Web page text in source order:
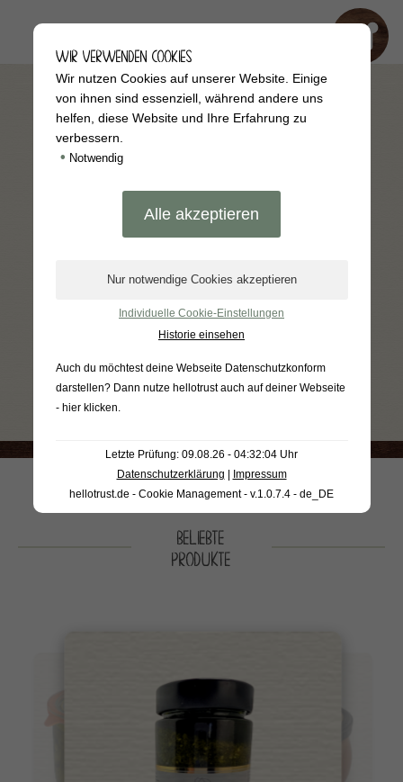
UNSER HOFLADEN NEWSLETTER
Erhalte Neuigkeiten & Angebote
regelmäßig per E-Mail!
Für den Versand unserer Newsletter nutzen wir
rapidmail. Mit Ihrer Anmeldung stimmen Sie zu, dass
die eingegebenen Daten an rapidmail übermittelt
Datenschutzbestimmungen
BELIEBTE
PRODUKTE
WIR VERWENDEN COOKIES
Wir nutzen Cookies auf unserer Website. Einige
von ihnen sind essenziell, während andere uns
helfen, diese Website und Ihre Erfahrung zu
verbessern.
• Notwendig
Individuelle Cookie-Einstellungen
Historie einsehen
Auch du möchtest deine Webseite Datenschutzkonform
darstellen? Dann nutze hellotrust auch auf deiner Webseite
- hier klicken
Letzte Prüfung: 09.08.26 - 04:32:04 Uhr
Datenschutzerklärung | Impressum
hellotrust.de - Cookie Management - v.1.0.7.4 - de_DE